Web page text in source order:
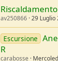
av250866 29 Luglio
Escursione
R
carabosse